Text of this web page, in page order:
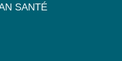
SANTÉ